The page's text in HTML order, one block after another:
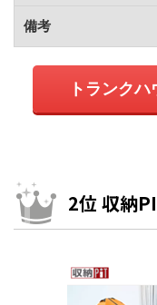
備考
トランク
2位 収納